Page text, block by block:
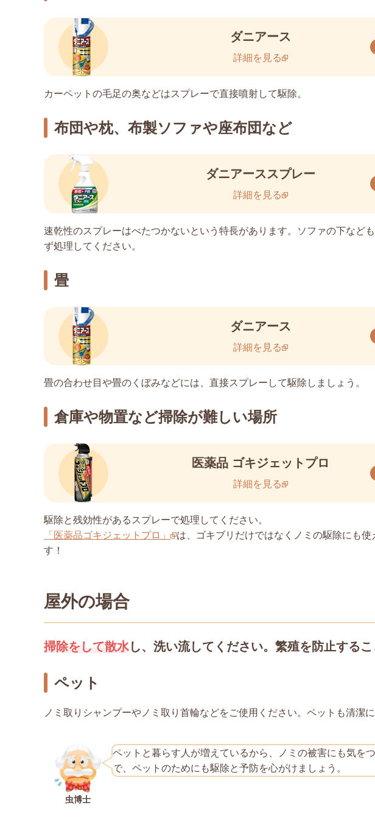
ダニアース
詳細を見る
カーペットの毛足の奥などはスプレーで直接噴射して駆除。
布団や枕、布製ソファや座布団など
ダニアーススプレー
詳細を見る
速乾性のスプレーはべたつかないという特長があります。ソファの下など
ず処理してください。
畳
ダニアース
詳細を見る
畳の合わせ目や畳のくぼみなどには、直接スプレーして駆除しましょう。
倉庫や物置など掃除が難しい場所
医薬品 ゴキジェットプロ
詳細を見る
駆除と残効性があるスプレーで処理してください。
「医薬品ゴキジェットプロ」
は、ゴキブリだけではなくノミの駆除にも使
す！
屋外の場合
掃除をして散水し、洗い流してください。繁殖を防止するこ
ペット
ノミ取りシャンプーやノミ取り首輪などをご使用ください。ペットも清潔に
虫博士
ペットと暮らす人が増えているから、ノミの被害にも気を
で、ペットのためにも駆除と予防を心がけましょう。